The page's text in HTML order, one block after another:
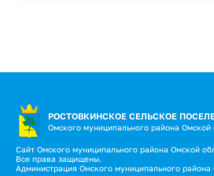
РОСТОВКИНСКОЕ СЕЛЬСКОЕ
Омского муниципального района Омской
Сайт Омского муниципального района Омской
Все права защищены.
Администрация Омского муниципального района